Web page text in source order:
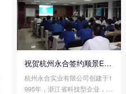
准，集研发、生产、销售于一
体的创新型高科技公司
祝贺杭州永合签约顺景ERP
杭州永合实业有限公司创建于1
995年，浙江省科技型企业，员